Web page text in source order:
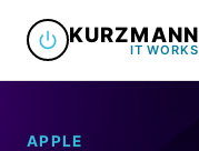
KURZMANN
IT WORKS
APPLE